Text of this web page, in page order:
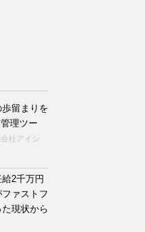
留まりを
理ツー
会社アイシ
2千万円
ァストフ
現状から